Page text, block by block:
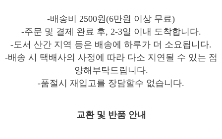
-배송비 2500원(6만원 이상 무료)
-주문 및 결제 완료 후, 2-3일 이내 도착합니다.
-도서 산간 지역 등은 배송에 하루가 더 소요됩니다.
-배송 시 택배사의 사정에 따라 다소 지연될 수 있는 점
양해부탁드립니다.
-품절시 재입고를 장담할수 없습니다.
교환 및 반품 안내